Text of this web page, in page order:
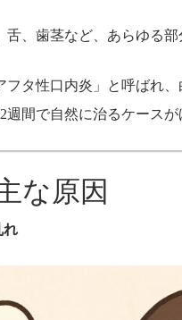
舌、歯茎など、あらゆる
フタ性口内炎」と呼ばれ
週間で自然に治るケースが
な原因
れ